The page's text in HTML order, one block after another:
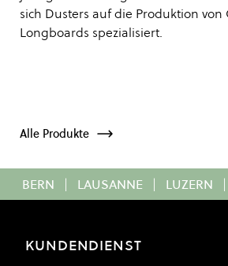
sich Dusters auf die Produktion von
Longboards spezialisiert.
Alle Produkte
BERN | LAUSANNE | LUZERN |
KUNDENDIENST